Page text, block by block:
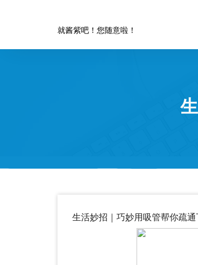
就酱紫吧！您随意啦！
生活妙招｜巧妙用吸管帮你疏通